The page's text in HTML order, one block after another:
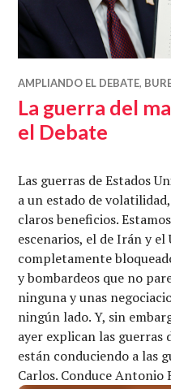
AMPLIANDO EL DEBATE,
La guerra del
el Debate
Las guerras de Estados
a un estado de
claros beneficios.
escenarios, el de Irán y el
completamente
y bombardeos que no
ninguna y unas
ningún lado. Y, sin
ayer explican las guerras
están conduciendo a las
Carlos. Conduce Antonio